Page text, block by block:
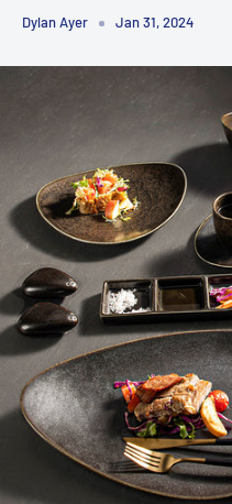
Dylan Ayer Jan 31, 2024